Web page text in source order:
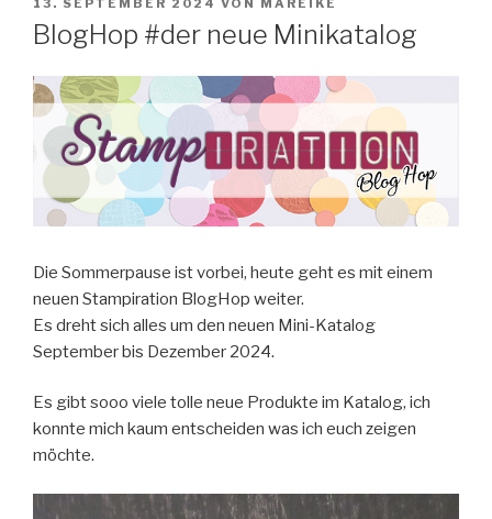
AM
13. SEPTEMBER 2024 VON MAREIKE
BlogHop #der neue Minikatalog
Die Sommerpause ist vorbei, heute geht es mit einem
neuen Stampiration BlogHop weiter.
Es dreht sich alles um den neuen Mini-Katalog
September bis Dezember 2024.
Es gibt sooo viele tolle neue Produkte im Katalog, ich
konnte mich kaum entscheiden was ich euch zeigen
möchte.